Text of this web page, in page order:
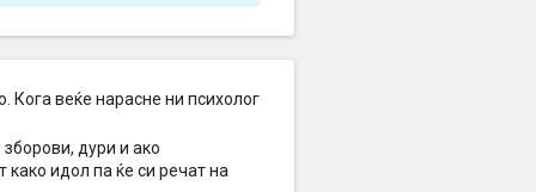
веќе нарасне ни психолог
дури и ако
како идол па ќе си речат на